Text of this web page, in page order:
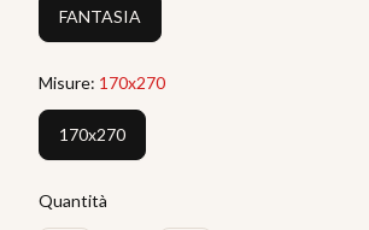
FANTASIA
Misure: 170x270
170x270
Quantità